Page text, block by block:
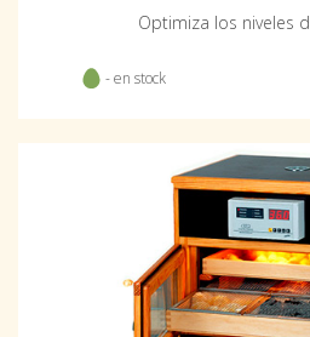
Optimiza los niveles
- en stock